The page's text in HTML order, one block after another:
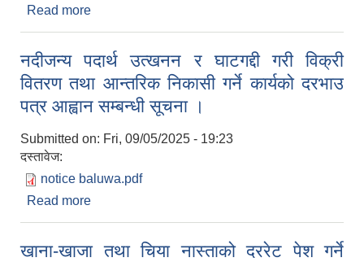
Read more
नदीजन्य पदार्थ उत्खनन र घाटगद्दी गरी विक्री
वितरण तथा आन्तरिक निकासी गर्ने कार्यको दरभाउ
पत्र आह्वान सम्बन्धी सूचना ।
Submitted on: Fri, 09/05/2025 - 19:23
दस्तावेज:
notice baluwa.pdf
Read more
खाना-खाजा तथा चिया नास्ताको दररेट पेश गर्ने